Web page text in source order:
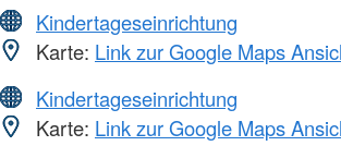
Kindertageseinrichtung
Karte: Link zur Google Maps
Kindertageseinrichtung
Karte: Link zur Google Maps